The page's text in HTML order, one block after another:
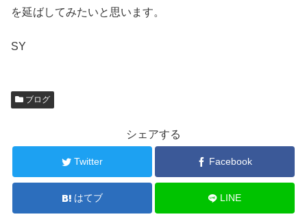
を延ばしてみたいと思います。
SY
ブログ
シェアする
Twitter Facebook
はてブ LINE